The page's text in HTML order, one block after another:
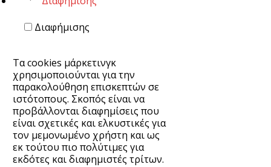
Διαφήμισης
Τα cookies μάρκετινγκ
χρησιμοποιούνται για την
παρακολούθηση επισκεπτών σε
ιστότοπους. Σκοπός είναι να
προβάλλονται διαφημίσεις που
είναι σχετικές και ελκυστικές για
τον μεμονωμένο χρήστη και ως
εκ τούτου πιο πολύτιμες για
εκδότες και διαφημιστές τρίτων.